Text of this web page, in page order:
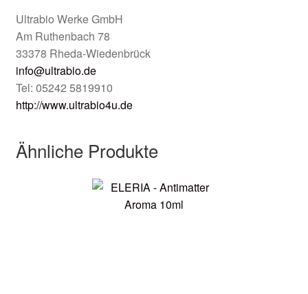
Ultrabio Werke GmbH
Am Ruthenbach 78
33378 Rheda-Wiedenbrück
info@ultrabio.de
Tel: 05242 5819910
http://www.ultrabio4u.de
Ähnliche Produkte